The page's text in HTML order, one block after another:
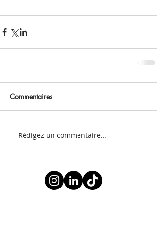
Commentaires
Rédigez un commentaire...